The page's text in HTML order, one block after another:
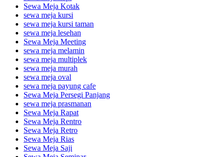
Sewa Meja Kotak
sewa meja kursi
sewa meja kursi taman
sewa meja lesehan
Sewa Meja Meeting
sewa meja melamin
sewa meja multiplek
sewa meja murah
sewa meja oval
sewa meja payung cafe
Sewa Meja Persegi Panjang
sewa meja prasmanan
Sewa Meja Rapat
Sewa Meja Rentro
Sewa Meja Retro
Sewa Meja Rias
Sewa Meja Saji